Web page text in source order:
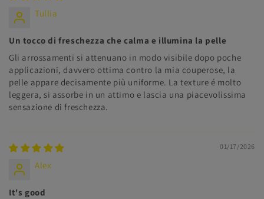
Tullia
Un tocco di freschezza che calma e illumina la pelle
Gli arrossamenti si attenuano in modo visibile dopo poche
applicazioni, davvero ottima contro la mia couperose, la
pelle appare decisamente più uniforme. La texture é molto
leggera, si assorbe in un attimo e lascia una piacevolissima
sensazione di freschezza.
01/17/2026
Alex
It's good